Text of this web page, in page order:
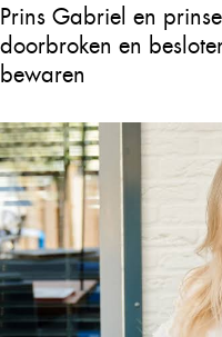
Prins Gabriel en
doorbroken en
bewaren